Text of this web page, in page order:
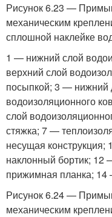
Рисунок 6.23 —
механическим
сплошной наклейке
1 — нижний слой
верхний слой
посыпкой; 3 — нижний
водоизоляционного
слой
стяжка; 7 —
несущая
наклонный бортик;
прижимная планка;
Рисунок 6.24 —
механическим